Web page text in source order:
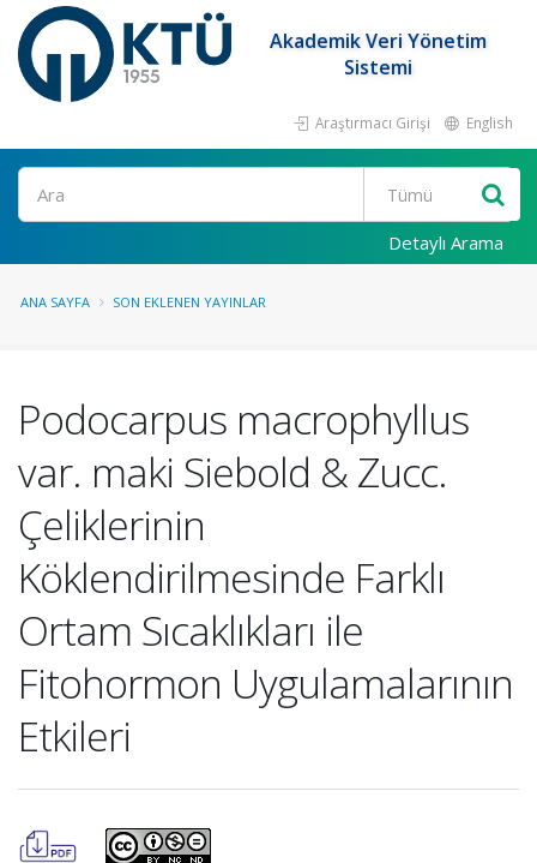
Akademik Veri Yönetim
Sistemi
Araştırmacı Girişi English
Ara
Detaylı Arama
ANA SAYFA SON EKLENEN YAYINLAR
Podocarpus macrophyllus
var. maki Siebold & Zucc.
Çeliklerinin
Köklendirilmesinde Farklı
Ortam Sıcaklıkları ile
Fitohormon Uygulamalarının
Etkileri